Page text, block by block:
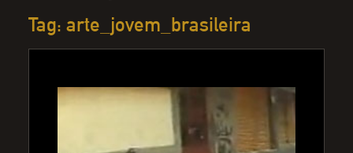
Tag: arte_jovem_brasileira